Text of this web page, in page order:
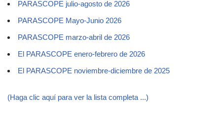
PARASCOPE julio-agosto de 2026
PARASCOPE Mayo-Junio 2026
PARASCOPE marzo-abril de 2026
El PARASCOPE enero-febrero de 2026
El PARASCOPE noviembre-diciembre de 2025
(Haga clic aquí para ver la lista completa ...)